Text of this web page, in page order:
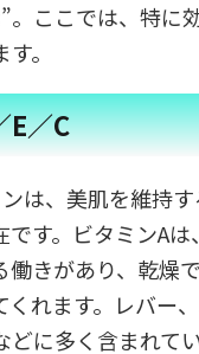
。ここでは、特に
。
E／C
は、美肌を維持
す。ビタミンAは
働きがあり、乾燥
くれます。レバー
に多く含まれてい